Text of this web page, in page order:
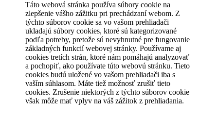
Táto webová stránka používa súbory cookie na
zlepšenie vášho zážitku pri prechádzaní webom. Z
týchto súborov cookie sa vo vašom prehliadači
ukladajú súbory cookies, ktoré sú kategorizované
podľa potreby, pretože sú nevyhnutné pre fungovanie
základných funkcií webovej stránky. Používame aj
cookies tretích strán, ktoré nám pomáhajú analyzovať
a pochopiť, ako používate túto webovú stránku. Tieto
cookies budú uložené vo vašom prehliadači iba s
vaším súhlasom. Máte tiež možnosť zrušiť tieto
cookies. Zrušenie niektorých z týchto súborov cookie
však môže mať vplyv na váš zážitok z prehliadania.